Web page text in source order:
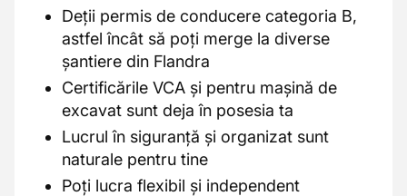
Deții permis de conducere categoria B,
astfel încât să poți merge la diverse
șantiere din Flandra
Certificările VCA și pentru mașină de
excavat sunt deja în posesia ta
Lucrul în siguranță și organizat sunt
naturale pentru tine
Poți lucra flexibil și independent